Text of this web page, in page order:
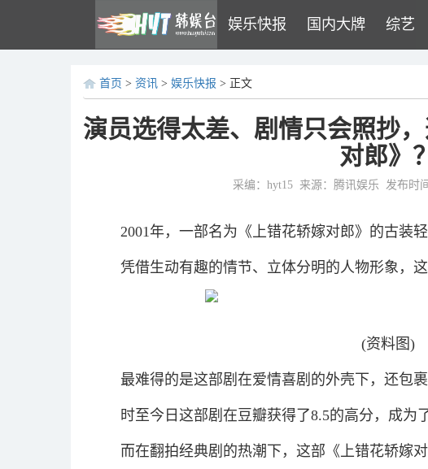
娱乐快报 国内大牌 综艺
首页 > 资讯 > 娱乐快报 > 正文
演员选得太差、剧情只会照抄
对郎》？
采编：hyt15 来源：腾讯娱乐 发布时
2001年，一部名为《上错花轿嫁对郎》的古装轻
凭借生动有趣的情节、立体分明的人物形象，
(资料图)
最难得的是这部剧在爱情喜剧的外壳下，还包
时至今日这部剧在豆瓣获得了8.5的高分，成为
而在翻拍经典剧的热潮下，这部《上错花轿嫁对